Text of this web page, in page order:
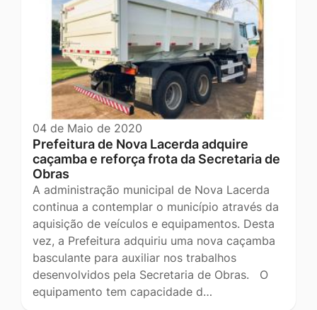
04 de Maio de 2020
Prefeitura de Nova Lacerda adquire
caçamba e reforça frota da Secretaria de
Obras
A administração municipal de Nova Lacerda
continua a contemplar o município através da
aquisição de veículos e equipamentos. Desta
vez, a Prefeitura adquiriu uma nova caçamba
basculante para auxiliar nos trabalhos
desenvolvidos pela Secretaria de Obras. O
equipamento tem capacidade d…